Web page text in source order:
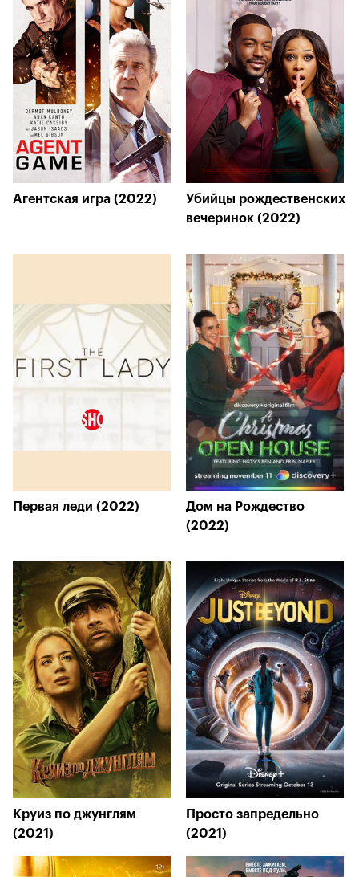
Агентская игра (2022)
Убийцы рождественских
вечеринок (2022)
Первая леди (2022)
Дом на Рождество
(2022)
Круиз по джунглям
(2021)
Просто запредельно
(2021)